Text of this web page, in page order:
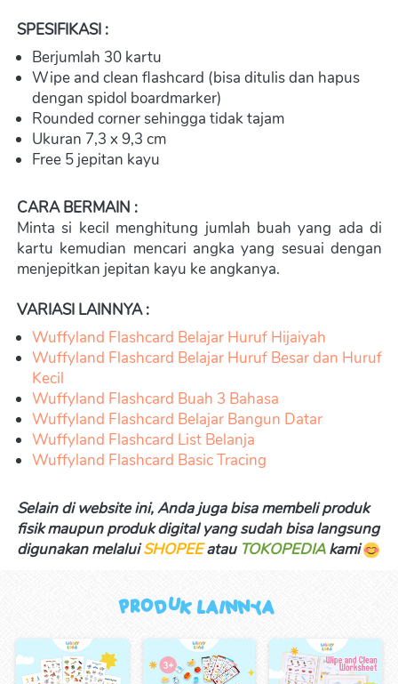
SPESIFIKASI :
Berjumlah 30 kartu
Wipe and clean flashcard (bisa ditulis dan hapus
dengan spidol boardmarker)
Rounded corner sehingga tidak tajam
Ukuran 7,3 x 9,3 cm
Free 5 jepitan kayu
CARA BERMAIN :
Minta si kecil menghitung jumlah buah yang ada di
kartu kemudian mencari angka yang sesuai dengan
menjepitkan jepitan kayu ke angkanya.
VARIASI LAINNYA :
Wuffyland Flashcard Belajar Huruf Hijaiyah
Wuffyland Flashcard Belajar Huruf Besar dan Huruf
Kecil
Wuffyland Flashcard Buah 3 Bahasa
Wuffyland Flashcard Belajar Bangun Datar
Wuffyland Flashcard List Belanja
Wuffyland Flashcard Basic Tracing
Selain di website ini, Anda juga bisa membeli produk
fisik maupun produk digital yang sudah bisa langsung
digunakan melalui SHOPEE atau TOKOPEDIA kami
Produk Lainnya